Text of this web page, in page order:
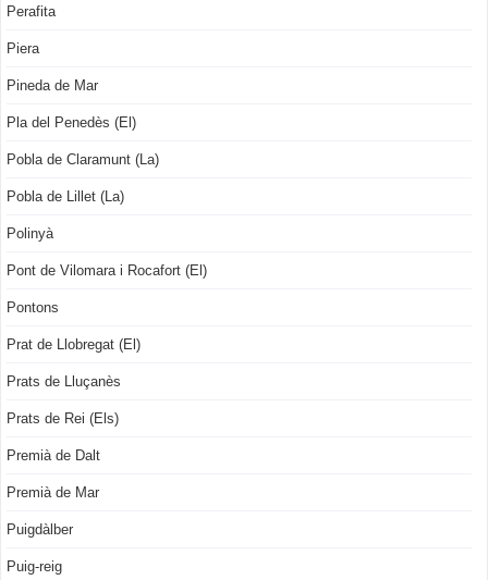
Perafita
Piera
Pineda de Mar
Pla del Penedès (El)
Pobla de Claramunt (La)
Pobla de Lillet (La)
Polinyà
Pont de Vilomara i Rocafort (El)
Pontons
Prat de Llobregat (El)
Prats de Lluçanès
Prats de Rei (Els)
Premià de Dalt
Premià de Mar
Puigdàlber
Puig-reig